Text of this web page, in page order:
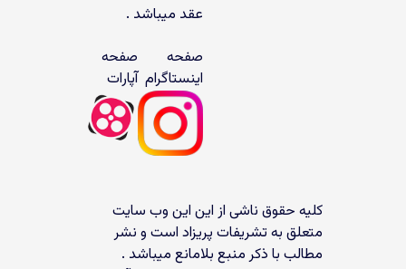
عقد میباشد .
صفحه
اینستاگرام
صفحه
آپارات
کلیه حقوق ناشی از این این وب سایت
متعلق به تشریفات پریزاد است و نشر
مطالب با ذکر منبع بلامانع میباشد .